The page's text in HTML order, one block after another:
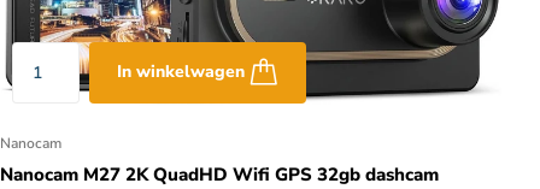
In winkelwagen
Nanocam
Nanocam M27 2K QuadHD Wifi GPS 32gb dashcam